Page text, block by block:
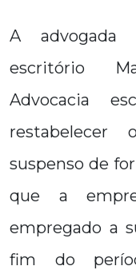
A advogada
escritório
Advocacia
suspenso de
que a
empregado a
fim do